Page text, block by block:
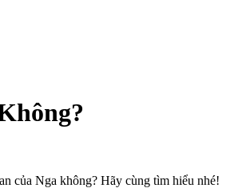
của Nga không? Hãy cùng tìm hiểu nhé!